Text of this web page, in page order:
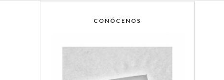
CONÓCENOS